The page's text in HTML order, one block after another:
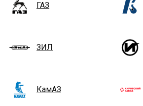
ГАЗ
ЗИЛ
КамАЗ